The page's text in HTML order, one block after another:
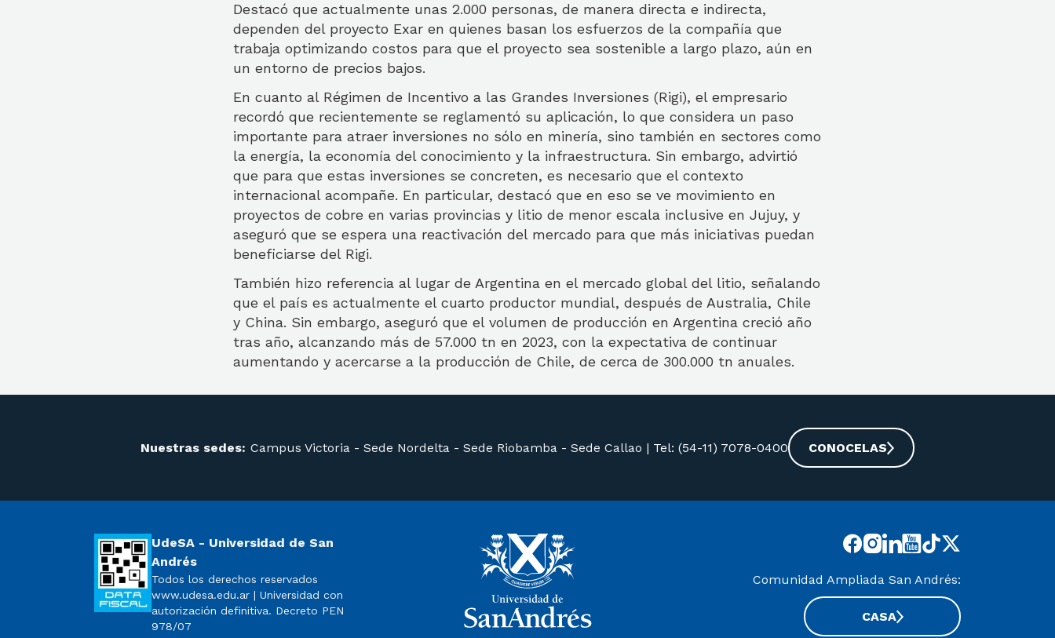
Destacó que actualmente unas 2.000 personas, de manera directa e indirecta,
dependen del proyecto Exar en quienes basan los esfuerzos de la compañía que
trabaja optimizando costos para que el proyecto sea sostenible a largo plazo, aún en
un entorno de precios bajos.
En cuanto al Régimen de Incentivo a las Grandes Inversiones (Rigi), el empresario
recordó que recientemente se reglamentó su aplicación, lo que considera un paso
importante para atraer inversiones no sólo en minería, sino también en sectores como
la energía, la economía del conocimiento y la infraestructura. Sin embargo, advirtió
que para que estas inversiones se concreten, es necesario que el contexto
internacional acompañe. En particular, destacó que en eso se ve movimiento en
proyectos de cobre en varias provincias y litio de menor escala inclusive en Jujuy, y
aseguró que se espera una reactivación del mercado para que más iniciativas puedan
beneficiarse del Rigi.
También hizo referencia al lugar de Argentina en el mercado global del litio, señalando
que el país es actualmente el cuarto productor mundial, después de Australia, Chile
y China. Sin embargo, aseguró que el volumen de producción en Argentina creció año
tras año, alcanzando más de 57.000 tn en 2023, con la expectativa de continuar
aumentando y acercarse a la producción de Chile, de cerca de 300.000 tn anuales.
Nuestras sedes: Campus Victoria - Sede Nordelta - Sede Riobamba - Sede Callao | Tel: (54-11) 7078-0400 CONOCELAS
UdeSA - Universidad de San
Andrés
Todos los derechos reservados
www.udesa.edu.ar | Universidad con
autorización definitiva. Decreto PEN
978/07
Comunidad Ampliada San Andrés:
CASA